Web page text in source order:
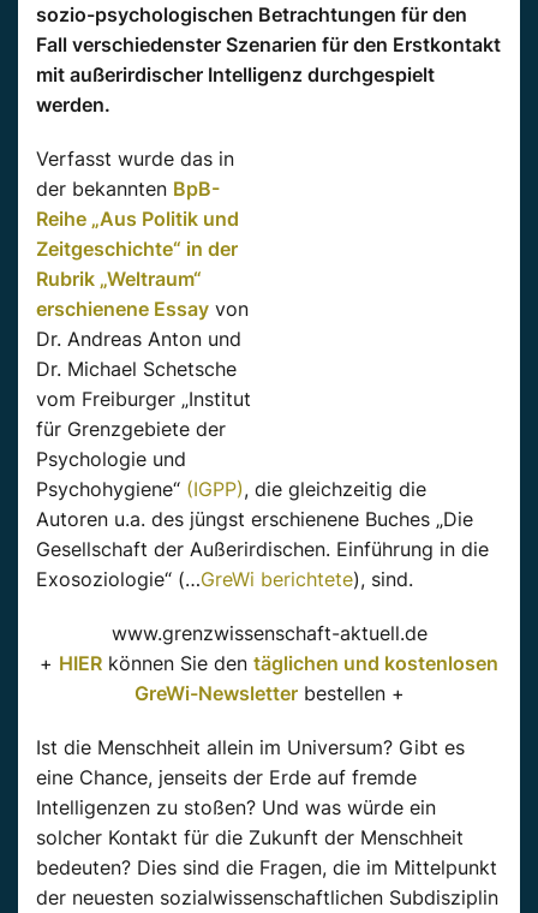
sozio-psychologischen Betrachtungen für den
Fall verschiedenster Szenarien für den Erstkontakt
mit außerirdischer Intelligenz durchgespielt
werden.
Verfasst wurde das in
der bekannten BpB-
Reihe „Aus Politik und
Zeitgeschichte“ in der
Rubrik „Weltraum“
erschienene Essay von
Dr. Andreas Anton und
Dr. Michael Schetsche
vom Freiburger „Institut
für Grenzgebiete der
Psychologie und
Psychohygiene“ (IGPP), die gleichzeitig die
Autoren u.a. des jüngst erschienene Buches „Die
Gesellschaft der Außerirdischen. Einführung in die
Exosoziologie“ (…GreWi berichtete), sind.
www.grenzwissenschaft-aktuell.de
+ HIER können Sie den täglichen und kostenlosen
GreWi-Newsletterbestellen +
Ist die Menschheit allein im Universum? Gibt es
eine Chance, jenseits der Erde auf fremde
Intelligenzen zu stoßen? Und was würde ein
solcher Kontakt für die Zukunft der Menschheit
bedeuten? Dies sind die Fragen, die im Mittelpunkt
der neuesten sozialwissenschaftlichen Subdisziplin